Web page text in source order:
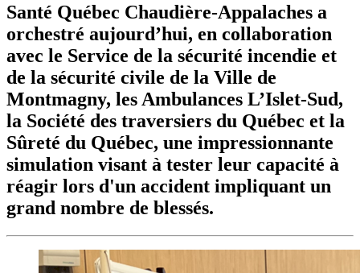
Santé Québec Chaudière-Appalaches a
orchestré aujourd’hui, en collaboration
avec le Service de la sécurité incendie et
de la sécurité civile de la Ville de
Montmagny, les Ambulances L’Islet-Sud,
la Société des traversiers du Québec et la
Sûreté du Québec, une impressionnante
simulation visant à tester leur capacité à
réagir lors d'un accident impliquant un
grand nombre de blessés.